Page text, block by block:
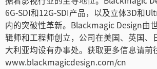
6G-SDI和12G-SDI产品，以及立体3D和
内的突破性革新。Blackmagic Design由
辑师和工程师创立，公司在美国、英国、
大利亚均设有办事处。获取更多信息请前
www.blackmagicdesign.com/cn